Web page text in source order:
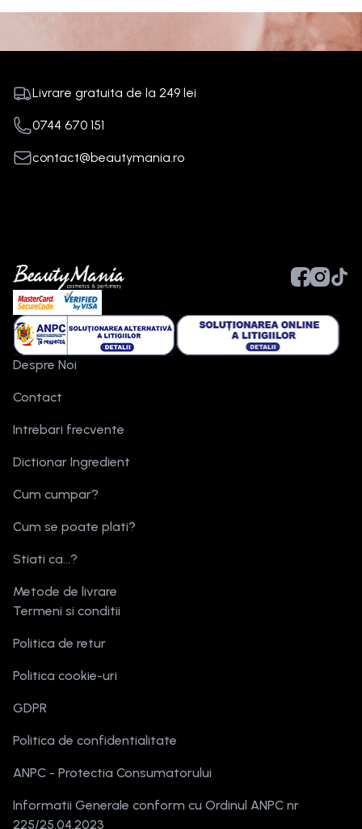
Livrare gratuita de la 249 lei
0744 670 151
contact@beautymania.ro
Despre Noi
Contact
Intrebari frecvente
Dictionar Ingredient
Cum cumpar?
Cum se poate plati?
Stiati ca...?
Metode de livrare
Termeni si conditii
Politica de retur
Politica cookie-uri
GDPR
Politica de confidentialitate
ANPC - Protectia Consumatorului
Informatii Generale conform cu Ordinul ANPC nr
225/25.04.2023